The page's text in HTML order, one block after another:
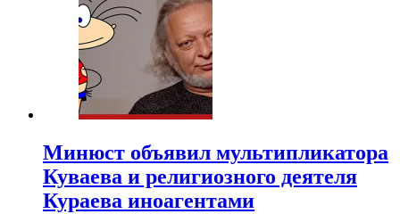
Минюст объявил мультипликатора
Куваева и религиозного деятеля
Кураева иноагентами